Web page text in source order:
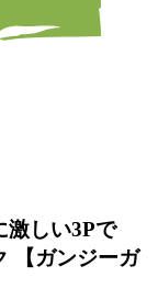
激しい3Pで
【ガンジーガ